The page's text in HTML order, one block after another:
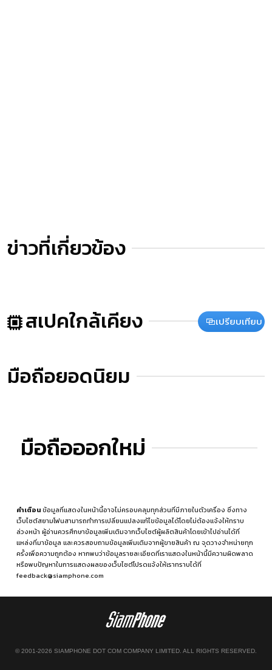
ข่าวที่เกี่ยวข้อง
สเปคใกล้เคียง เปรียบเทียบ
มือถือยอดนิยม
มือถือออกใหม่
คำเตือนข้อมูลที่แสดงในหน้านี้อาจไม่ครอบคลุมทุกส่วนที่มีภายในตัวเครื่อง ซึ่งทาง
เว็บไซต์สยามโฟนสามารถทำการเปลี่ยนแปลงแก้ไขข้อมูลได้โดยไม่ต้องแจ้งให้ทราบ
ล่วงหน้า ผู้อ่านควรศึกษาข้อมูลเพิ่มเติมจากเว็บไซต์ผู้ผลิตสินค้าโดยเข้าไปอ่านได้ที่
แหล่งที่มาข้อมูล และควรสอบถามข้อมูลเพิ่มเติมจากผู้ขายสินค้า ณ จุดวางจำหน่ายทุก
ครั้งเพื่อความถูกต้อง หากพบว่าข้อมูลรายละเอียดที่เราแสดงในหน้านี้มีความผิดพลาด
หรือพบปัญหาในการแสดงผลของเว็บไซต์โปรดแจ้งให้เราทราบได้ที่
feedback@siamphone.com
© 2001-2026 SIAMPHONE DOT COM COMPANY LIMITED. ALL RIGHTS RESERVED.